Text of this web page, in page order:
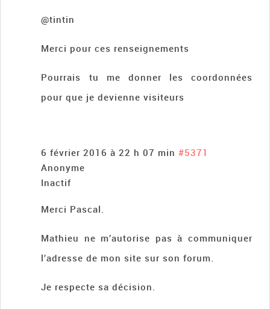
@tintin
Merci pour ces renseignements
Pourrais tu me donner les coordonnées
pour que je devienne visiteurs
6 février 2016 à 22 h 07 min #5371
Anonyme
Inactif
Merci Pascal.
Mathieu ne m’autorise pas à communiquer
l’adresse de mon site sur son forum.
Je respecte sa décision.